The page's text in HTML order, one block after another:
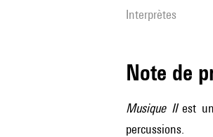
interprètes
Note de
Musique IIest
percussions.